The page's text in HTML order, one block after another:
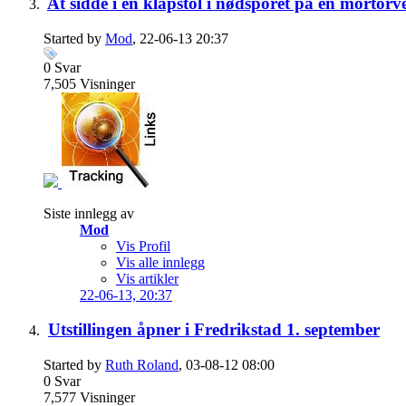
Started by Mod, 22-06-13 20:37
0 Svar
7,505 Visninger
Siste innlegg av
Mod
Vis Profil
Vis alle innlegg
Vis artikler
22-06-13, 20:37
Utstillingen åpner i Fredrikstad 1. september
Started by Ruth Roland, 03-08-12 08:00
0 Svar
7,577 Visninger